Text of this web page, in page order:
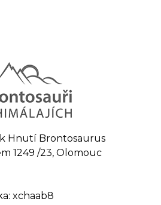
Hnutí Brontosaurus
1249 /23, Olomouc
xchaab8